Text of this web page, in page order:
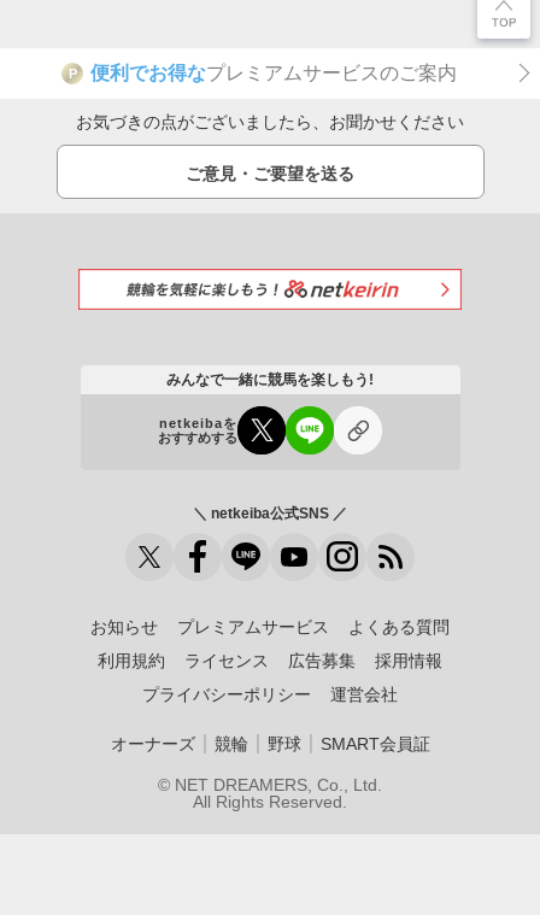
P 便利でお得なプレミアムサービスのご案内
お気づきの点がございましたら、お聞かせください
ご意見・ご要望を送る
みんなで一緒に競馬を楽しもう!
netkeibaを
おすすめする
＼ netkeiba公式SNS ／
お知らせ プレミアムサービス
よくある質問
利用規約
ライセンス 広告募集
採用情報
プライバシーポリシー
運営会社
オーナーズ｜ 競輪 野球｜ SMART会員証
© NET DREAMERS, Co., Ltd.
All Rights Reserved.